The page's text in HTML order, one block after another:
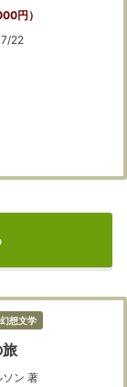
円）
22
幻想文学
ン 著